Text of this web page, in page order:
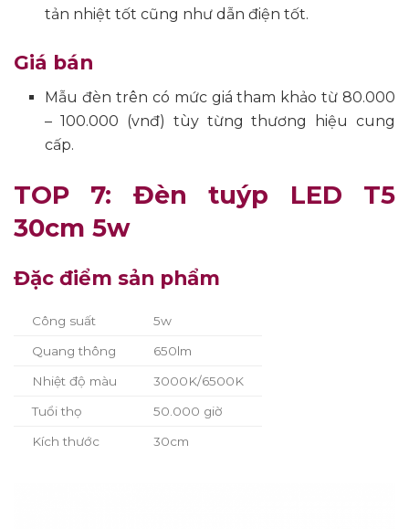
tản nhiệt tốt cũng như dẫn điện tốt.
Giá bán
Mẫu đèn trên có mức giá tham khảo từ 80.000
– 100.000 (vnđ) tùy từng thương hiệu cung
cấp.
TOP 7: Đèn tuýp LED T5
30cm 5w
Đặc điểm sản phẩm
Công suất 5w
Quang thông 650lm
Nhiệt độ màu 3000K/6500K
Tuổi thọ 50.000 giờ
Kích thước 30cm